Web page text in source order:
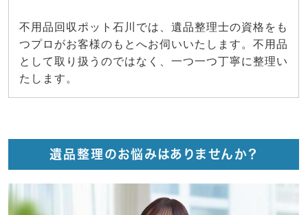
不用品回収ポット石川では、遺品整理士の資格をも
つプロがお客様のもとへお伺いいたします。不用品
として取り扱うのではなく、一つ一つ丁寧に整理い
たします。
遺品整理のお悩みはありませんか？